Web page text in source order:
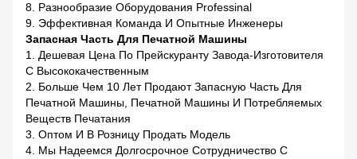
8. Разнообразие Оборудования Professinal
9. Эффективная Команда И Опытные Инженеры
Запасная Часть Для Печатной Машины
1. Дешевая Цена По Прейскуранту Завода-Изготовителя
С Высококачественным
2. Больше Чем 10 Лет Продают Запасную Часть Для
Печатной Машины, Печатной Машины И Потребляемых
Веществ Печатания
3. Оптом И В Розницу Продать Модель
4. Мы Надеемся Долгосрочное Сотрудничество С